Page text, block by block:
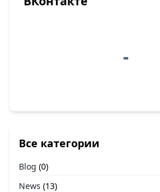
Все категории
Blog (0)
News (13)